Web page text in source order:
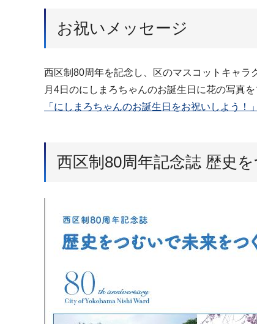
お祝いメッセージ
西区制80周年を記念し、区のマスコットキャ
月4日のにしまろちゃんのお誕生日に花の写真
「にしまろちゃんのお誕生日をお祝いしよう！
西区制80周年記念誌 歴史